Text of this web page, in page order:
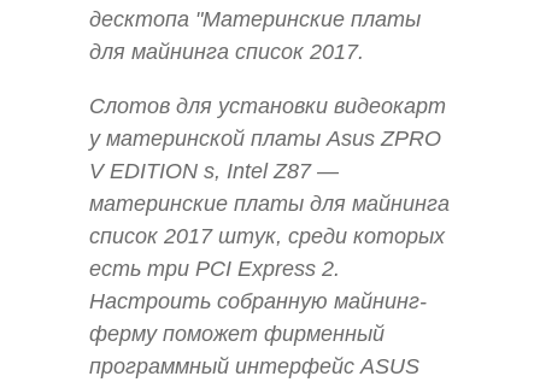
десктопа "Материнские платы
для майнинга список 2017.
Слотов для установки видеокарт
у материнской платы Asus ZPRO
V EDITION s, Intel Z87 —
материнские платы для майнинга
список 2017 штук, среди которых
есть три PCI Express 2.
Настроить собранную майнинг-
ферму поможет фирменный
программный интерфейс ASUS